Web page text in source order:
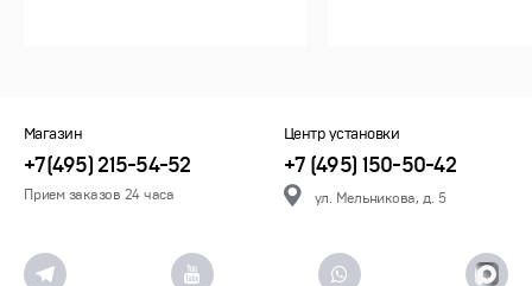
Магазин
+7(495) 215-54-52
Прием заказов 24 часа
Центр установки
+7 (495) 150-50-42
ул. Мельникова, д. 5